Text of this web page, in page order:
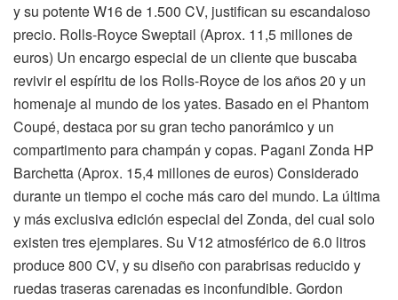
y su potente W16 de 1.500 CV, justifican su escandaloso
precio. Rolls-Royce Sweptail (Aprox. 11,5 millones de
euros) Un encargo especial de un cliente que buscaba
revivir el espíritu de los Rolls-Royce de los años 20 y un
homenaje al mundo de los yates. Basado en el Phantom
Coupé, destaca por su gran techo panorámico y un
compartimento para champán y copas. Pagani Zonda HP
Barchetta (Aprox. 15,4 millones de euros) Considerado
durante un tiempo el coche más caro del mundo. La última
y más exclusiva edición especial del Zonda, del cual solo
existen tres ejemplares. Su V12 atmosférico de 6.0 litros
produce 800 CV, y su diseño con parabrisas reducido y
ruedas traseras carenadas es inconfundible. Gordon